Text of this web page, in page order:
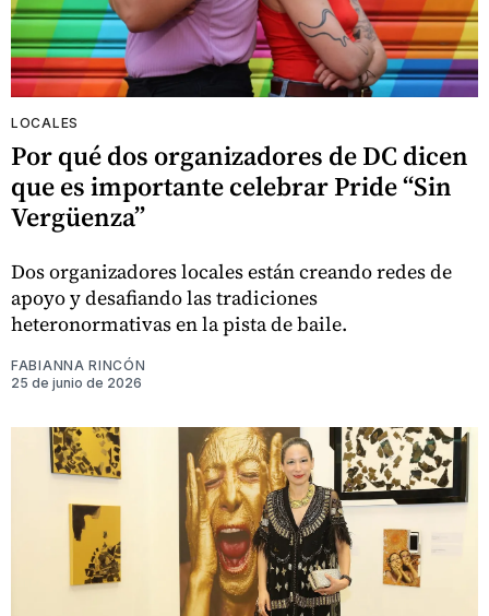
LOCALES
Por qué dos organizadores de DC dicen
que es importante celebrar Pride “Sin
Vergüenza”
Dos organizadores locales están creando redes de
apoyo y desafiando las tradiciones
heteronormativas en la pista de baile.
FABIANNA RINCÓN
25 de junio de 2026